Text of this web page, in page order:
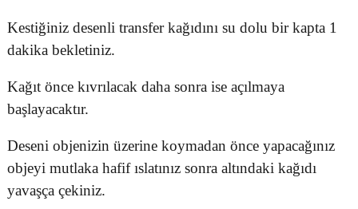
Kestiğiniz desenli transfer kağıdını su dolu bir kapta 1
dakika bekletiniz.
Kağıt önce kıvrılacak daha sonra ise açılmaya
başlayacaktır.
Deseni objenizin üzerine koymadan önce yapacağınız
objeyi mutlaka hafif ıslatınız sonra altındaki kağıdı
yavaşça çekiniz.